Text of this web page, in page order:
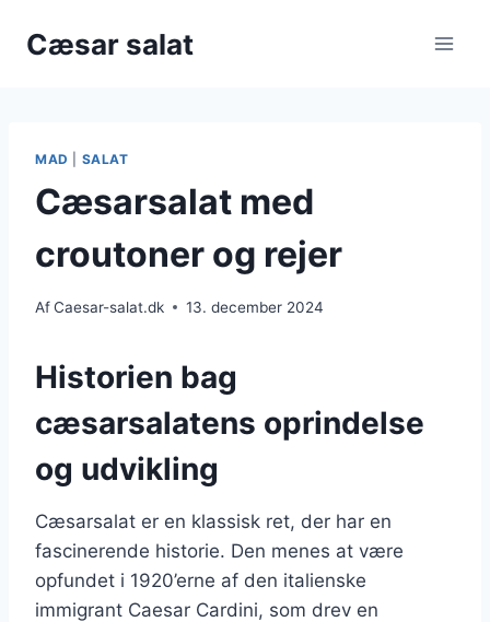
Cæsar salat
MAD SALAT
Cæsarsalat med
croutoner og rejer
AfCaesar-salat.dk 13. december 2024
Historien bag
cæsarsalatens oprindelse
og udvikling
Cæsarsalat er en klassisk ret, der har en
fascinerende historie. Den menes at være
opfundet i 1920’erne af den italienske
immigrant Caesar Cardini, som drev en